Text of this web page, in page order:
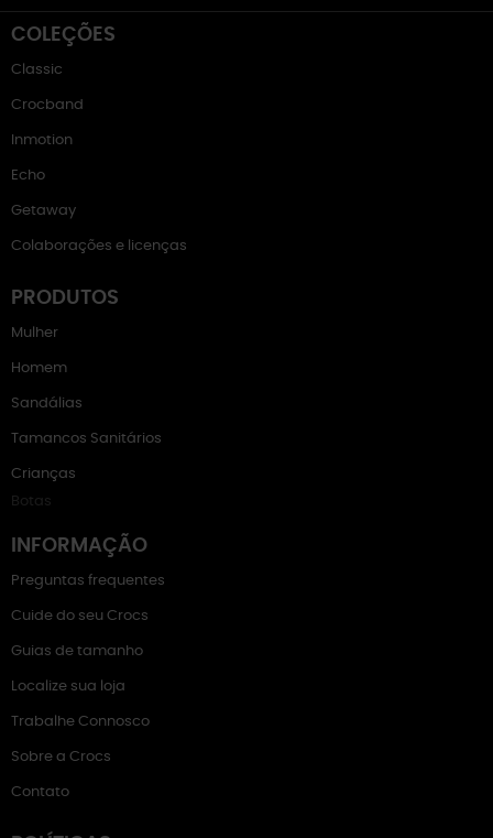
COLEÇÕES
Classic
Crocband
Inmotion
Echo
Getaway
Colaborações e licenças
PRODUTOS
Mulher
Homem
Sandálias
Tamancos Sanitários
Crianças
Botas
INFORMAÇÃO
Preguntas frequentes
Cuide do seu Crocs
Guias de tamanho
Localize sua loja
Trabalhe Connosco
Sobre a Crocs
Contato